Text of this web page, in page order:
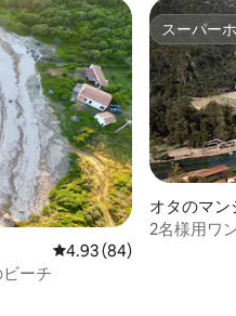
レビュー84件、5つ星中
4.93 (84)
ーチ
スーパーホ
スーパー
オタのマン
2名様用ワ